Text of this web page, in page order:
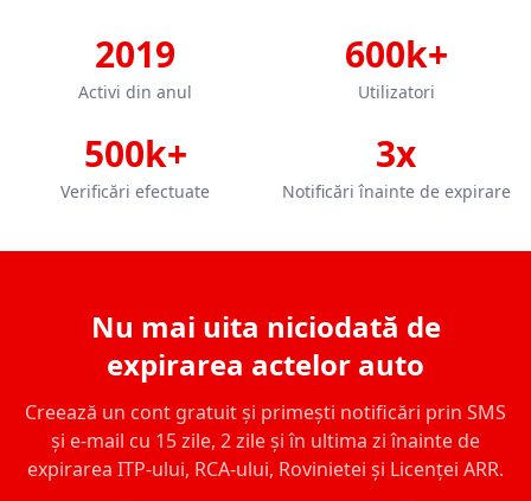
2019
Activi din anul
600k+
Utilizatori
500k+
Verificări efectuate
3x
Notificări înainte de expirare
Nu mai uita niciodată de
expirarea actelor auto
Creează un cont gratuit și primești notificări prin SMS
și e-mail cu 15 zile, 2 zile și în ultima zi înainte de
expirarea ITP-ului, RCA-ului, Rovinietei și Licenței ARR.